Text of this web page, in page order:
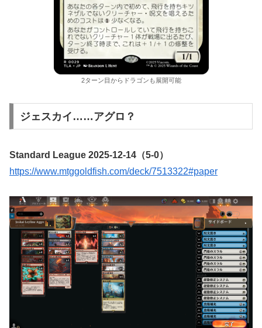
2ターン目からドラゴンも展開可能
ジェスカイ……アグロ？
Standard League 2025-12-14（5-0）
https://www.mtggoldfish.com/deck/7513322#paper